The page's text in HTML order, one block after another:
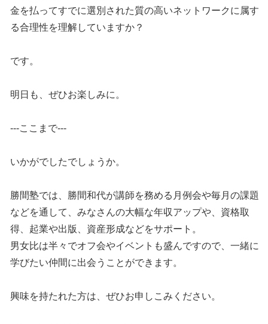
金を払ってすでに選別された質の高いネットワークに属す
る合理性を理解していますか？
です。
明日も、ぜひお楽しみに。
---ここまで---
いかがでしたでしょうか。
勝間塾では、勝間和代が講師を務める月例会や毎月の課題
などを通して、みなさんの大幅な年収アップや、資格取
得、起業や出版、資産形成などをサポート。
男女比は半々でオフ会やイベントも盛んですので、一緒に
学びたい仲間に出会うことができます。
興味を持たれた方は、ぜひお申しこみください。